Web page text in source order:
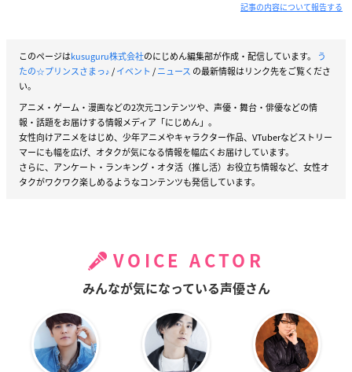
記事の内容について報告する
このページはkusuguru株式会社のにじめん編集部が作成・配信しています。
う
たの☆プリンスさまっ♪/イベント /ニュース の最新情報はリンク先をご覧くださ
い。
アニメ・ゲーム・漫画などの2次元コンテンツや、声優・舞台・俳優などの情
報・話題をお届けする情報メディア「にじめん」。
女性向けアニメをはじめ、少年アニメやキャラクター作品、VTuberなどストリー
マーにも幅を広げ、オタクが気になる情報を幅広くお届けしています。
さらに、アンケート・ランキング・オタ活（推し活）お役立ち情報など、女性オ
タクがワクワク楽しめるようなコンテンツも発信しています。
VOICE ACTOR
みんなが気になっている声優さん